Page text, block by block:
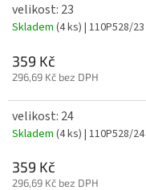
velikost: 23
Skladem (4 ks) | 110P528/23
359 Kč
296,69 Kč bez DPH
velikost: 24
Skladem (4 ks) | 110P528/24
359 Kč
296,69 Kč bez DPH